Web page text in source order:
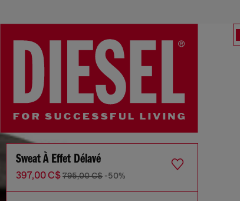
Sweat À Effet Délavé
397,00 C$795,00 C$ -50%